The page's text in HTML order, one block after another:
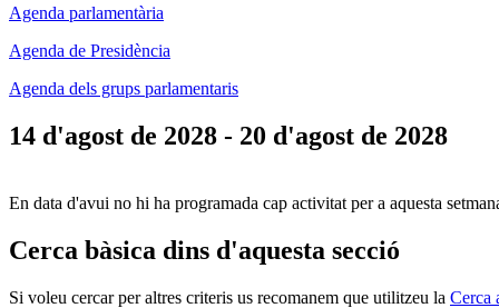
Agenda parlamentària
Agenda de Presidència
Agenda dels grups parlamentaris
14 d'agost de 2028 - 20 d'agost de 2028
En data d'avui no hi ha programada cap activitat per a aquesta
Cerca bàsica dins d'aquesta secció
Si voleu cercar per altres criteris us recomanem que utilitzeu la Cerca